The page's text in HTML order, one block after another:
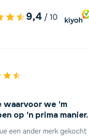
9,4 / 10
waarvoor we 'm
op 'n prima manier.
een ander merk gekocht